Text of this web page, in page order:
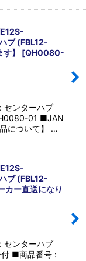
ブ (FBL12-
】 [QH0080-
ンターハブ
01 ■JAN
について】 …
ブ (FBL12-
カー直送になり
ンターハブ
付 ■商品番号 :